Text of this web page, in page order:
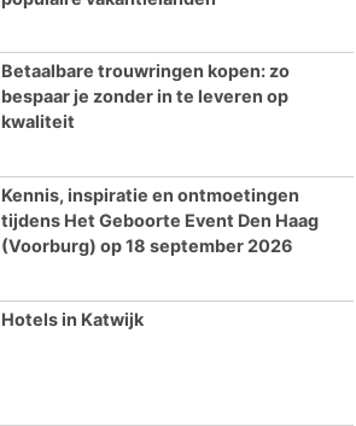
Betaalbare trouwringen kopen: zo
bespaar je zonder in te leveren op
kwaliteit
Kennis, inspiratie en ontmoetingen
tijdens Het Geboorte Event Den Haag
(Voorburg) op 18 september 2026
Hotels in Katwijk